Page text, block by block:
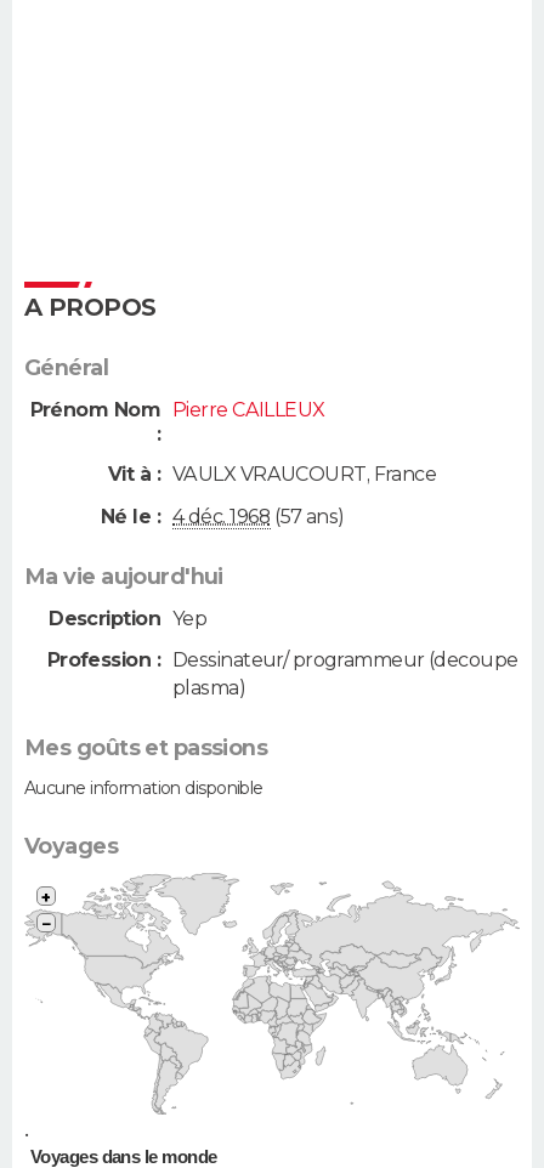
A PROPOS
Général
Prénom Nom
:
Pierre CAILLEUX
Vit à : VAULX VRAUCOURT, France
Né le : 4 déc. 1968 (57 ans)
Ma vie aujourd'hui
Description Yep
Profession : Dessinateur/ programmeur (decoupe
plasma)
Mes goûts et passions
Aucune information disponible
Voyages
•
+
−
Voyages dans le monde